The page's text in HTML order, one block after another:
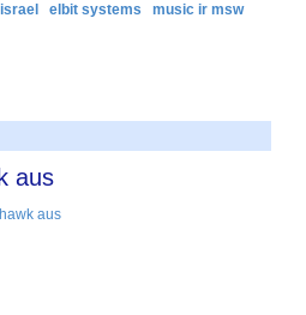
israel elbit systems
music ir msw
aus